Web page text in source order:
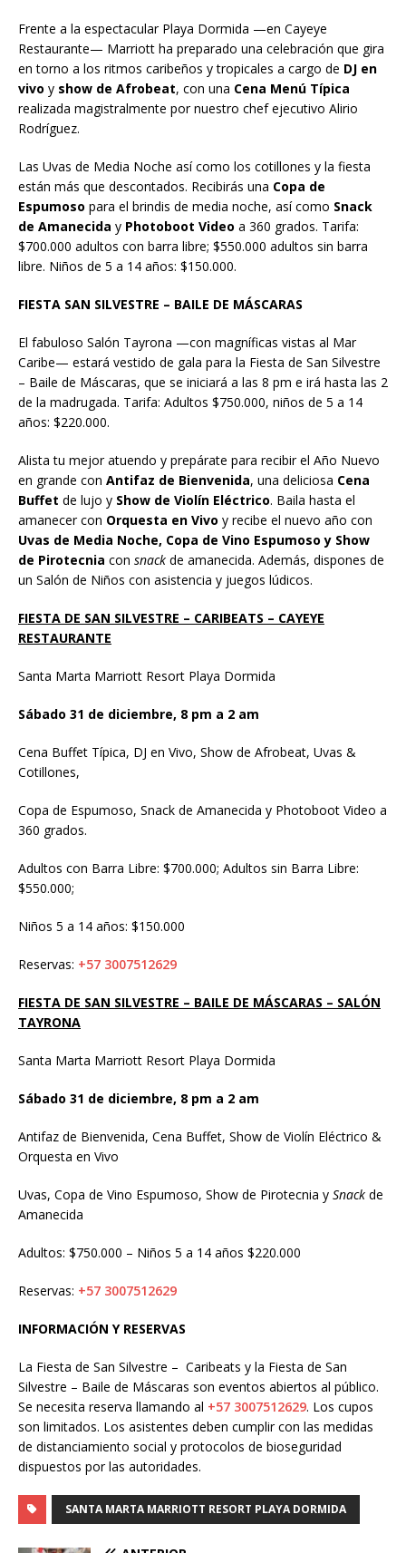
Frente a la espectacular Playa Dormida —en Cayeye
Restaurante— Marriott ha preparado una celebración que gira
en torno a los ritmos caribeños y tropicales a cargo de DJ en
vivo y show de Afrobeat, con una Cena Menú Típica
realizada magistralmente por nuestro chef ejecutivo Alirio
Rodríguez.
Las Uvas de Media Noche así como los cotillones y la fiesta
están más que descontados. Recibirás una Copa de
Espumoso para el brindis de media noche, así como Snack
de Amanecida y Photoboot Video a 360 grados. Tarifa:
$700.000 adultos con barra libre; $550.000 adultos sin barra
libre. Niños de 5 a 14 años: $150.000.
FIESTA SAN SILVESTRE – BAILE DE MÁSCARAS
El fabuloso Salón Tayrona —con magníficas vistas al Mar
Caribe— estará vestido de gala para la Fiesta de San Silvestre
– Baile de Máscaras, que se iniciará a las 8 pm e irá hasta las 2
de la madrugada. Tarifa: Adultos $750.000, niños de 5 a 14
años: $220.000.
Alista tu mejor atuendo y prepárate para recibir el Año Nuevo
en grande con Antifaz de Bienvenida, una deliciosa Cena
Buffet de lujo y Show de Violín Eléctrico. Baila hasta el
amanecer con Orquesta en Vivo y recibe el nuevo año con
Uvas de Media Noche, Copa de Vino Espumoso y Show
de Pirotecnia con snack de amanecida. Además, dispones de
un Salón de Niños con asistencia y juegos lúdicos.
FIESTA DE SAN SILVESTRE – CARIBEATS – CAYEYE
RESTAURANTE
Santa Marta Marriott Resort Playa Dormida
Sábado 31 de diciembre, 8 pm a 2 am
Cena Buffet Típica, DJ en Vivo, Show de Afrobeat, Uvas &
Cotillones,
Copa de Espumoso, Snack de Amanecida y Photoboot Video a
360 grados.
Adultos con Barra Libre: $700.000; Adultos sin Barra Libre:
$550.000;
Niños 5 a 14 años: $150.000
Reservas: +57 3007512629
FIESTA DE SAN SILVESTRE – BAILE DE MÁSCARAS – SALÓN
TAYRONA
Santa Marta Marriott Resort Playa Dormida
Sábado 31 de diciembre, 8 pm a 2 am
Antifaz de Bienvenida, Cena Buffet, Show de Violín Eléctrico &
Orquesta en Vivo
Uvas, Copa de Vino Espumoso, Show de Pirotecnia y Snack de
Amanecida
Adultos: $750.000 – Niños 5 a 14 años $220.000
Reservas: +57 3007512629
INFORMACIÓN Y RESERVAS
La Fiesta de San Silvestre – Caribeats y la Fiesta de San
Silvestre – Baile de Máscaras son eventos abiertos al público.
Se necesita reserva llamando al +57 3007512629. Los cupos
son limitados. Los asistentes deben cumplir con las medidas
de distanciamiento social y protocolos de bioseguridad
dispuestos por las autoridades.
SANTA MARTA MARRIOTT RESORT PLAYA DORMIDA